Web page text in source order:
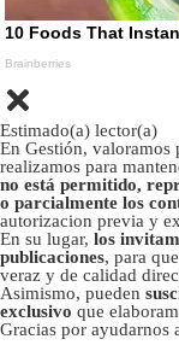
Estimado(a) lector(a)
En Gestión, valoramos
realizamos para
no está permitido,
o parcialmente los
autorizacion previa y
En su lugar, los
publicaciones, para
veraz y de calidad
Asimismo, pueden
exclusivo que
Gracias por ayudarnos